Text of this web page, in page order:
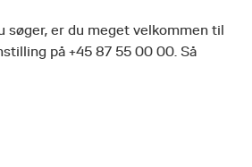
søger, er du meget velkommen til
på +45 87 55 00 00. Så